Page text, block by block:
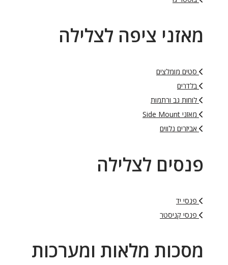
מאזני ציפה לצלילה
סטים מומלצים
בלדרים
לוחות גב ורתמות
מאזני Side Mount
אביזרים נלווים
פנסים לצלילה
פנסי יד
פנסי קניסטר
מסכות מלאות ומערכות